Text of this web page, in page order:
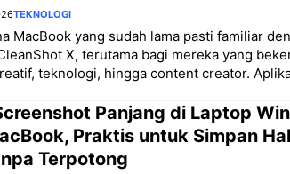
TEKNOLOGI
MacBook yang sudah lama pasti familiar
X, terutama bagi mereka yang
teknologi, hingga content creator.
Panjang di Laptop
Praktis untuk Simpan
Terpotong